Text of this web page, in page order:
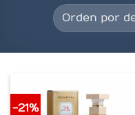
-21%